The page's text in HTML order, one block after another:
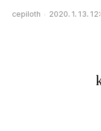
cepiloth 2020. 1. 13.